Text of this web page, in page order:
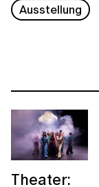
Ausstellung
Theater: